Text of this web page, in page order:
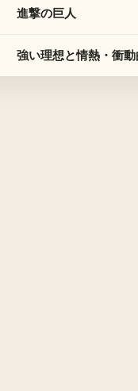
進撃の巨人
強い理想と情熱・衝